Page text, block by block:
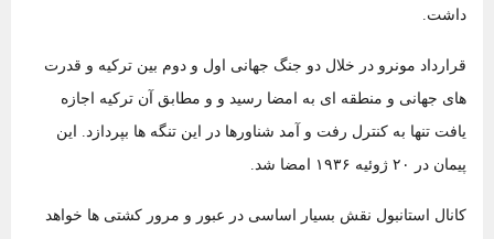
داشت.
قرارداد مونرو در خلال دو جنگ جهانی اول و دوم بین ترکیه و قدرت
‌های جهانی و منطقه ‌ای به امضا رسید و و مطابق آن ترکیه اجازه
یافت تنها به کنترل رفت و آمد شناورها در این تنگه ها بپردازد. این
پیمان در ۲۰ ژوئیه ۱۹۳۶ امضا شد.
کانال استانبول نقش بسیار اساسی در عبور و مرور کشتی ‌ها خواهد